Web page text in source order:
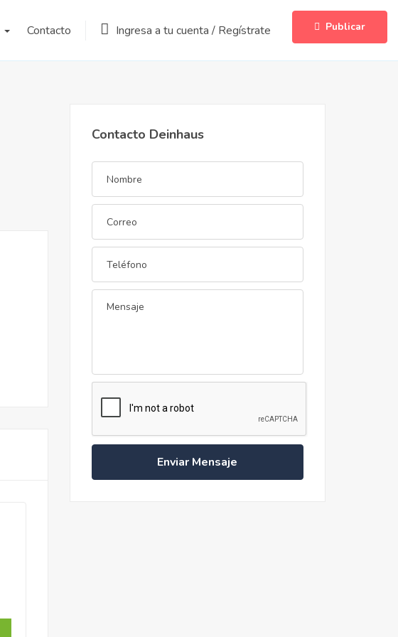
Contacto Ingresa a tu cuenta / Regístrate Publicar
Contacto Deinhaus
Enviar Mensaje